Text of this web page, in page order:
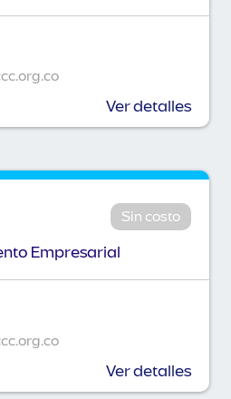
Ver detalles
Sin costo
Empresarial
Ver detalles